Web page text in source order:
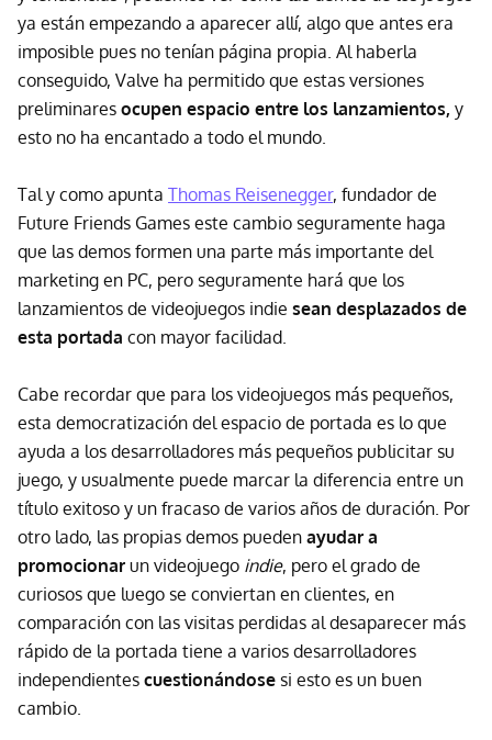
ya están empezando a aparecer allí, algo que antes era
imposible pues no tenían página propia. Al haberla
conseguido, Valve ha permitido que estas versiones
preliminares ocupen espacio entre los lanzamientos, y
esto no ha encantado a todo el mundo.
Tal y como apunta Thomas Reisenegger, fundador de
Future Friends Games este cambio seguramente haga
que las demos formen una parte más importante del
marketing en PC, pero seguramente hará que los
lanzamientos de videojuegos indie sean desplazados de
esta portada con mayor facilidad.
Cabe recordar que para los videojuegos más pequeños,
esta democratización del espacio de portada es lo que
ayuda a los desarrolladores más pequeños publicitar su
juego, y usualmente puede marcar la diferencia entre un
título exitoso y un fracaso de varios años de duración. Por
otro lado, las propias demos pueden ayudar a
promocionar un videojuego indie, pero el grado de
curiosos que luego se conviertan en clientes, en
comparación con las visitas perdidas al desaparecer más
rápido de la portada tiene a varios desarrolladores
independientes cuestionándose si esto es un buen
cambio.